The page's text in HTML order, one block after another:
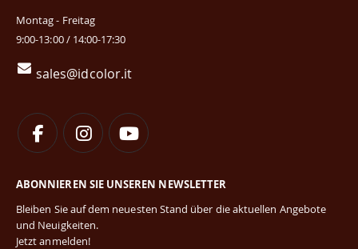
Montag - Freitag
9:00-13:00 / 14:00-17:30
sales@idcolor.it
ABONNIEREN SIE UNSEREN NEWSLETTER
Bleiben Sie auf dem neuesten Stand über die aktuellen Angebote
und Neuigkeiten.
Jetzt anmelden!